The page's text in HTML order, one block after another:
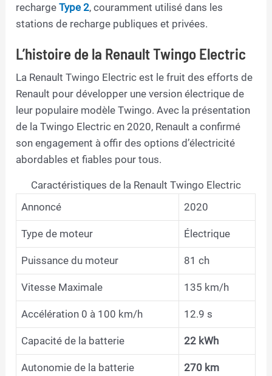
rechargeType 2, couramment utilisé dans les
stations de recharge publiques et privées.
L’histoire de la Renault Twingo Electric
La Renault Twingo Electric est le fruit des efforts de
Renault pour développer une version électrique de
leur populaire modèle Twingo. Avec la présentation
de la Twingo Electric en 2020, Renault a confirmé
son engagement à offir des options d’électricité
abordables et fiables pour tous.
Caractéristiques de la Renault Twingo Electric
Annoncé
2020
Type de moteur Électrique
Puissance du moteur 81 ch
Vitesse Maximale 135 km/h
Accélération 0 à 100 km/h 12.9 s
Capacité de la batterie 22 kWh
Autonomie de la batterie 270 km